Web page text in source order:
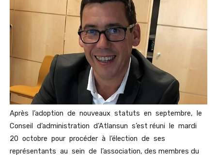
Après l’adoption de nouveaux statuts en septembre, le
Conseil d’administration d’Atlansun s’est réuni le mardi
20 octobre pour procéder à l’élection de ses
représentants au sein de l’association, des membres du